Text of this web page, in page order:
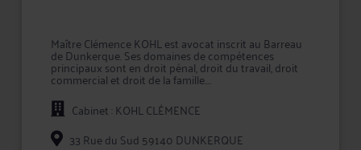
Maître Clémence KOHL est avocat inscrit au Barreau
de Dunkerque. Ses domaines de compétences
principaux sont en droit pénal, droit du travail, droit
commercial et droit de la famille.
Maître KOHL apporte à ses clients la compétence et la
réactivité indispensables à leur information et à la
défense de leurs intérêts, tant en conseil que lors
d'une procédure judiciaire.
Cabinet : KOHL CLÉMENCE
33 Rue du Sud 59140 DUNKERQUE